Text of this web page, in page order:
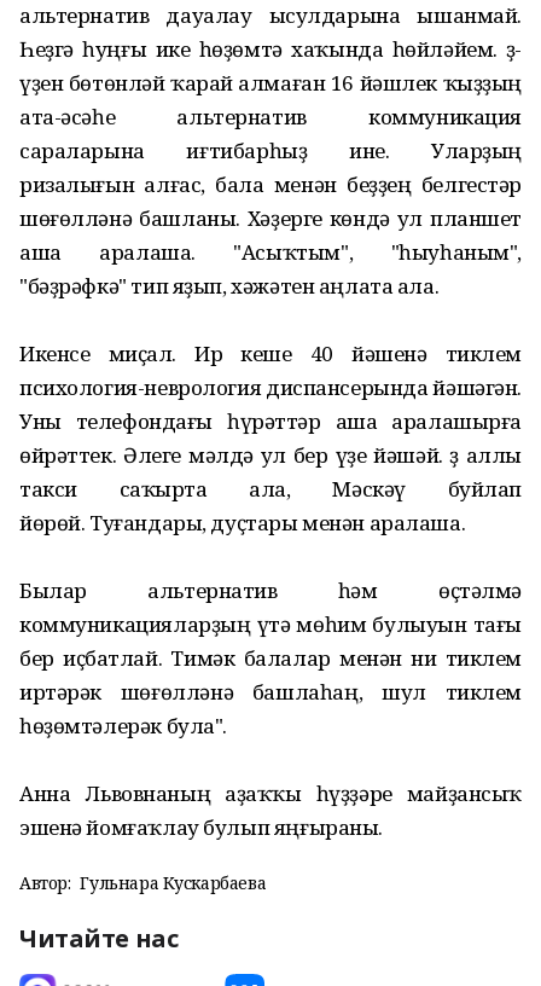
альтернатив дауалау ысулдарына ышанмай.
Һеҙгә һуңғы ике һөҙөмтә хаҡында һөйләйем. Үҙ-
үҙен бөтөнләй ҡарай алмаған 16 йәшлек ҡыҙҙың
ата-әсәһе альтернатив коммуникация
сараларына иғтибарһыҙ ине. Уларҙың
ризалығын алғас, бала менән беҙҙең белгестәр
шөғөлләнә башланы. Хәҙерге көндә ул планшет
аша аралаша. "Асыҡтым", "һыуһаным",
"бәҙрәфкә" тип яҙып, хәжәтен аңлата ала.
Икенсе миҫал. Ир кеше 40 йәшенә тиклем
психология-неврология диспансерында йәшәгән.
Уны телефондағы һүрәттәр аша аралашырға
өйрәттек. Әлеге мәлдә ул бер үҙе йәшәй. Үҙ аллы
такси саҡырта ала, Мәскәү буйлап
йөрөй. Туғандары, дуҫтары менән аралаша.
Былар альтернатив һәм өҫтәлмә
коммуникацияларҙың үтә мөһим булыуын тағы
бер иҫбатлай. Тимәк балалар менән ни тиклем
иртәрәк шөғөлләнә башлаһаң, шул тиклем
һөҙөмтәлерәк була".
Анна Львовнаның аҙаҡҡы һүҙҙәре майҙансыҡ
эшенә йомғаҡлау булып яңғыраны.
Автор: Гульнара Кускарбаева
Читайте нас